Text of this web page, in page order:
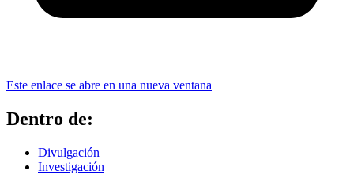
Este enlace se abre en una nueva ventana
Dentro de:
Divulgación
Investigación